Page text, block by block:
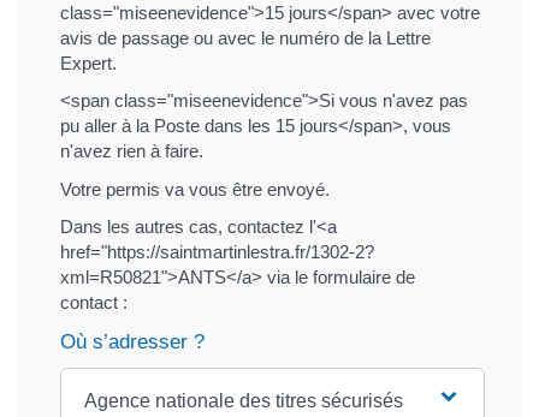
class="miseenevidence">15 jours</span> avec votre
avis de passage ou avec le numéro de la Lettre
Expert.
<span class="miseenevidence">Si vous n'avez pas
pu aller à la Poste dans les 15 jours</span>, vous
n'avez rien à faire.
Votre permis va vous être envoyé.
Dans les autres cas, contactez l'<a
href="https://saintmartinlestra.fr/1302-2?
xml=R50821">ANTS</a> via le formulaire de
contact :
Où s’adresser ?
Agence nationale des titres sécurisés